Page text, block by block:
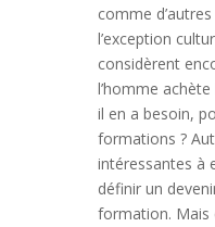
comme
l’exception
considèrent
l’homme
il en a besoin,
formations ?
intéressantes à
définir un
formation. Mais